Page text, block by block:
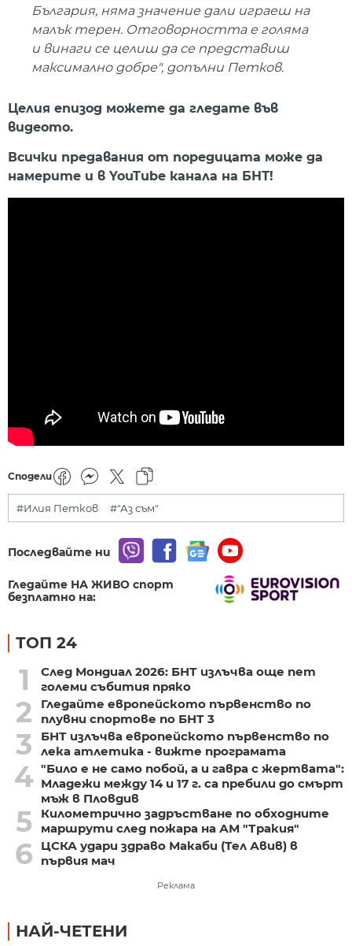
България, няма значение дали играеш на
малък терен. Отговорността е голяма
и винаги се целиш да се представиш
максимално добре", допълни Петков.
Целия епизод можете да гледате във
видеото.
Всички предавания от поредицата може да
намерите и в YouTube канала на БНТ!
Сподели
#Илия Петков #"Аз съм"
Последвайте ни
Гледайте НА ЖИВО спорт
безплатно на:
ТОП 24
1
След Мондиал 2026: БНТ излъчва още пет
големи събития пряко
2
Гледайте европейското първенство по
плувни спортове по БНТ 3
3
БНТ излъчва европейското първенство по
лека атлетика - вижте програмата
4 "Било е не само побой, а и гавра с жертвата":
Младежи между 14 и 17 г. са пребили до смърт
мъж в Пловдив
5
Километрично задръстване по обходните
маршрути след пожара на АМ "Тракия"
6
ЦСКА удари здраво Макаби (Тел Авив) в
първия мач
Реклама
НАЙ-ЧЕТЕНИ